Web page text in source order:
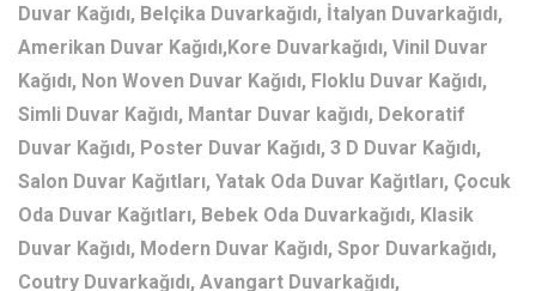
Duvar Kağıdı, Belçika Duvarkağıdı, İtalyan Duvarkağıdı,
Amerikan Duvar Kağıdı,Kore Duvarkağıdı, Vinil Duvar
Kağıdı, Non Woven Duvar Kağıdı, Floklu Duvar Kağıdı,
Simli Duvar Kağıdı, Mantar Duvar kağıdı, Dekoratif
Duvar Kağıdı, Poster Duvar Kağıdı, 3 D Duvar Kağıdı,
Salon Duvar Kağıtları, Yatak Oda Duvar Kağıtları, Çocuk
Oda Duvar Kağıtları, Bebek Oda Duvarkağıdı, Klasik
Duvar Kağıdı, Modern Duvar Kağıdı, Spor Duvarkağıdı,
Coutry Duvarkağıdı, Avangart Duvarkağıdı,